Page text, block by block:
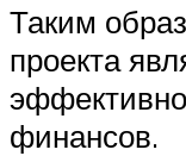
Таким
проекта
финансов.